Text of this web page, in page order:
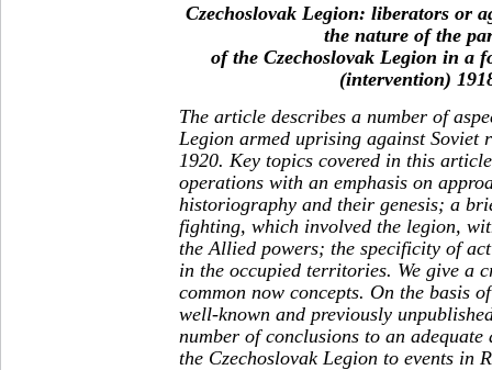
Czechoslovak Legion: liberators or
the nature of the
of the Czechoslovak Legion in a
(intervention)
The article describes a number of
Legion armed uprising against
1920. Key topics covered in this
operations with an emphasis on
historiography and their genesis; a
fighting, which involved the legion,
the Allied powers; the specificity of
in the occupied territories. We give a
common now concepts. On the basis
well-known and previously
number of conclusions to an adequate
the Czechoslovak Legion to events in